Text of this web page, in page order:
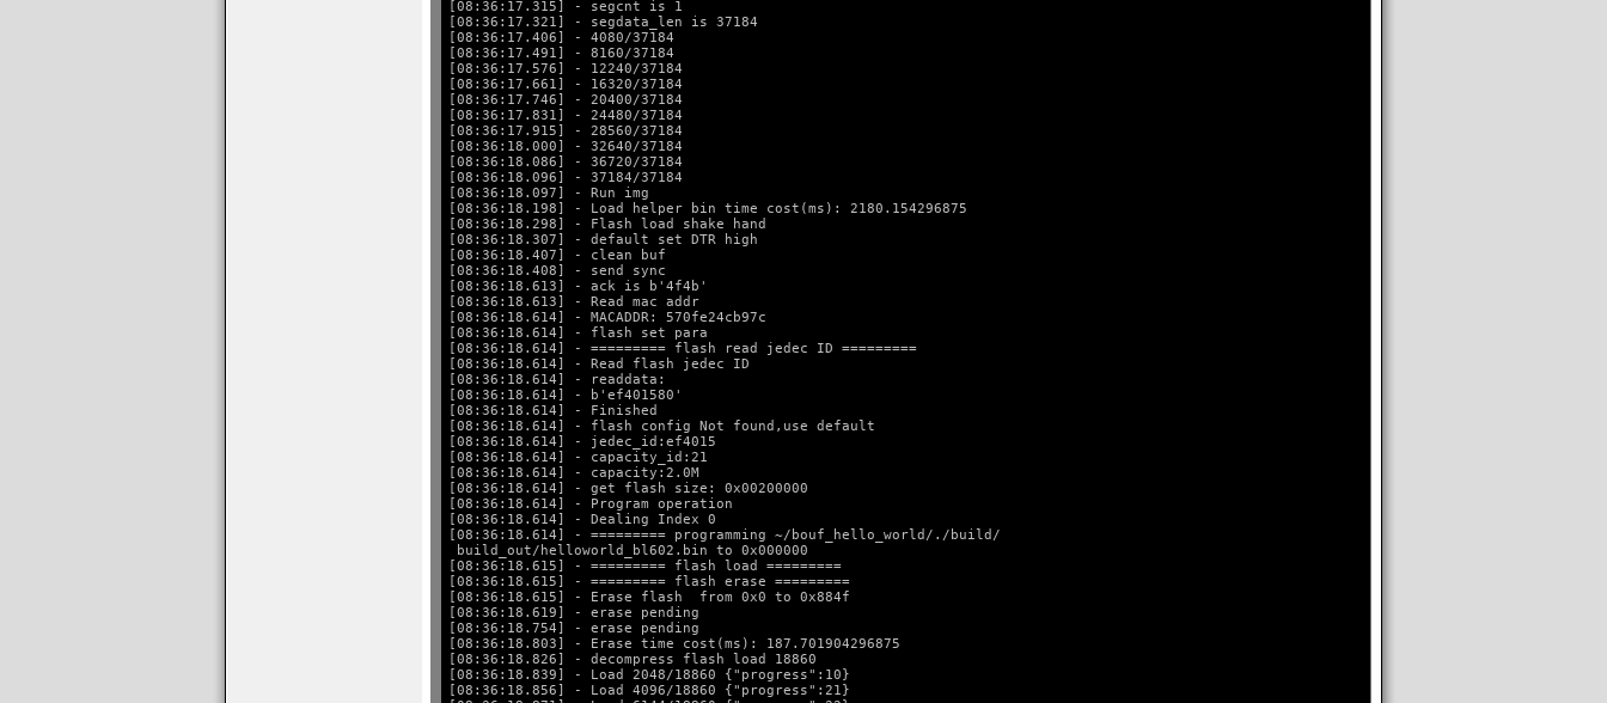
[08:36:17.315] - segcnt is 1
[08:36:17.321] - segdata_len is 37184
[08:36:17.406] - 4080/37184
[08:36:17.491] - 8160/37184
[08:36:17.576] - 12240/37184
[08:36:17.661] - 16320/37184
[08:36:17.746] - 20400/37184
[08:36:17.831] - 24480/37184
[08:36:17.915] - 28560/37184
[08:36:18.000] - 32640/37184
[08:36:18.086] - 36720/37184
[08:36:18.096] - 37184/37184
[08:36:18.097] - Run img
[08:36:18.198] - Load helper bin time cost(ms): 2180.154296875
[08:36:18.298] - Flash load shake hand
[08:36:18.307] - default set DTR high
[08:36:18.407] - clean buf
[08:36:18.408] - send sync
[08:36:18.613] - ack is b'4f4b'
[08:36:18.613] - Read mac addr
[08:36:18.614] - MACADDR: 570fe24cb97c
[08:36:18.614] - flash set para
[08:36:18.614] - ========= flash read jedec ID =========
[08:36:18.614] - Read flash jedec ID
[08:36:18.614] - readdata:
[08:36:18.614] - b'ef401580'
[08:36:18.614] - Finished
[08:36:18.614] - flash config Not found,use default
[08:36:18.614] - jedec_id:ef4015
[08:36:18.614] - capacity_id:21
[08:36:18.614] - capacity:2.0M
[08:36:18.614] - get flash size: 0x00200000
[08:36:18.614] - Program operation
[08:36:18.614] - Dealing Index 0
[08:36:18.614] - ========= programming ~/bouf_hello_world/./build/
build_out/helloworld_bl602.bin to 0x000000
[08:36:18.615] - ========= flash load =========
[08:36:18.615] - ========= flash erase =========
[08:36:18.615] - Erase flash  from 0x0 to 0x884f
[08:36:18.619] - erase pending
[08:36:18.754] - erase pending
[08:36:18.803] - Erase time cost(ms): 187.701904296875
[08:36:18.826] - decompress flash load 18860
[08:36:18.839] - Load 2048/18860 {"progress":10}
[08:36:18.856] - Load 4096/18860 {"progress":21}